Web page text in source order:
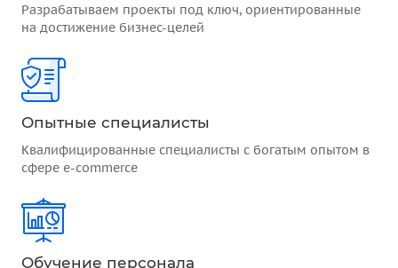
Разрабатываем проекты под ключ, ориентированные
на достижение бизнес-целей
Опытные специалисты
Квалифицированные специалисты с богатым опытом в
сфере e-commerce
Обучение персонала